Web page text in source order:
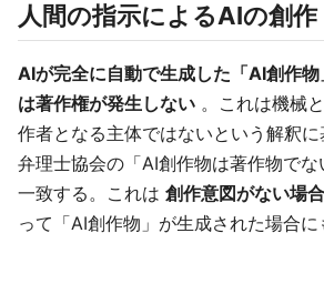
人間の指示によるAIの創作
AIが完全に自動で生成した「AI創作
は著作権が発生しない 。これは機械
作者となる主体ではないという解釈
弁理士協会の「AI創作物は著作物で
一致する。これは 創作意図がない場
って「AI創作物」が生成された場合に